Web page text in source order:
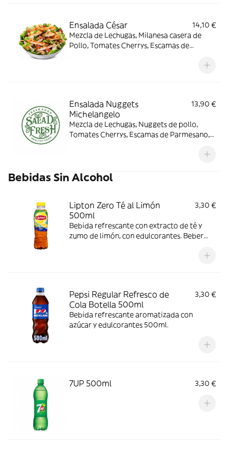
Ensalada César
14,10 €
Mezcla de Lechugas, Milanesa casera de
Pollo, Tomates Cherrys, Escamas de
Ensalada Nuggets
Michelangelo
13,90 €
Mezcla de Lechugas, Nuggets de pollo,
Tomates Cherrys, Escamas de Parmesano,
Bebidas Sin Alcohol
Lipton Zero Té al Limón
500ml
3,30 €
Bebida refrescante con extracto de té y
zumo de limón, con edulcorantes. Beber
Pepsi Regular Refresco de
Cola Botella 500ml
3,30 €
Bebida refrescante aromatizada con
azúcar y edulcorantes 500ml.
7UP 500ml 3,30 €